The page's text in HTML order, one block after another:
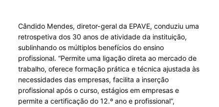
Cândido Mendes, diretor-geral da EPAVE, conduziu uma
retrospetiva dos 30 anos de atividade da instituição,
sublinhando os múltiplos benefícios do ensino
profissional. “Permite uma ligação direta ao mercado de
trabalho, oferece formação prática e técnica ajustada às
necessidades das empresas, facilita a inserção
profissional após o curso, estágios em empresas e
permite a certificação do 12.º ano e profissional”,